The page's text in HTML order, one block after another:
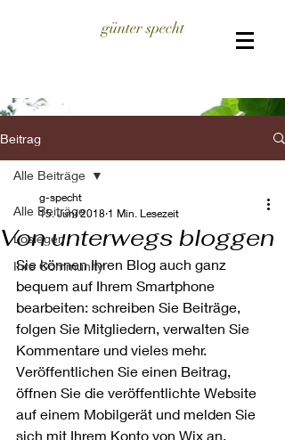
günter specht
Beitrag
Alle Beiträge
Loslegen
Ihre Community
Alle Beiträge
Von unterwegs bloggen
g-specht
15. Juni 2018 1 Min. Lesezeit
Sie können Ihren Blog auch ganz
bequem auf Ihrem Smartphone
bearbeiten: schreiben Sie Beiträge,
folgen Sie Mitgliedern, verwalten Sie
Kommentare und vieles mehr.
Veröffentlichen Sie einen Beitrag,
öffnen Sie die veröffentlichte Website
auf einem Mobilgerät und melden Sie
sich mit Ihrem Konto von Wix an.